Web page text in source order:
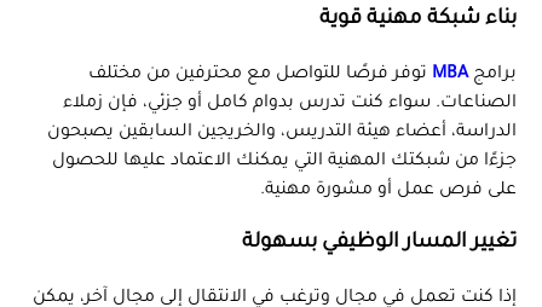
بناء شبكة مهنية قوية
برامجMBA توفر فرصًا للتواصل مع محترفين من مختلف
الصناعات. سواء كنت تدرس بدوام كامل أو جزئي، فإن زملاء
الدراسة، أعضاء هيئة التدريس، والخريجين السابقين يصبحون
جزءًا من شبكتك المهنية التي يمكنك الاعتماد عليها للحصول
على فرص عمل أو مشورة مهنية.
تغيير المسار الوظيفي بسهولة
إذا كنت تعمل في مجال وترغب في الانتقال إلى مجال آخر، يمكن